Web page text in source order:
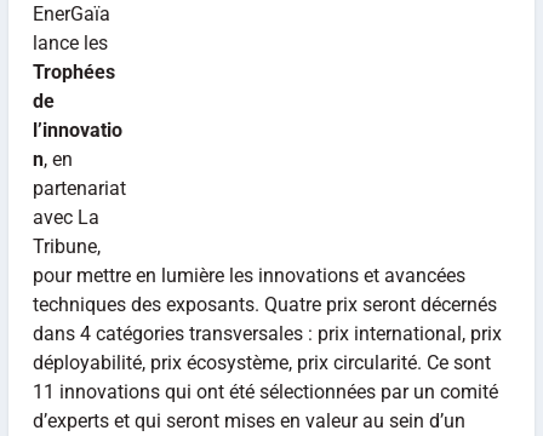
EnerGaïa
lance les
Trophées
de
l’innovatio
n, en
partenariat
avec La
Tribune,
pour mettre en lumière les innovations et avancées
techniques des exposants. Quatre prix seront décernés
dans 4 catégories transversales : prix international, prix
déployabilité, prix écosystème, prix circularité. Ce sont
11 innovations qui ont été sélectionnées par un comité
d’experts et qui seront mises en valeur au sein d’un